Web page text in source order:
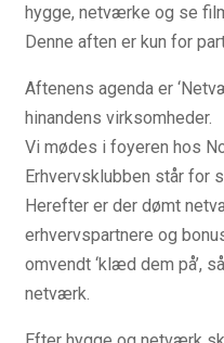
hygge, netværke og se
Denne aften er kun for
Aftenens agenda er
hinandens virksomheder.
Vi mødes i foyeren hos
Erhvervsklubben står for
Herefter er der dømt
erhvervspartnere og
omvendt ‘klæd dem på’,
netværk.